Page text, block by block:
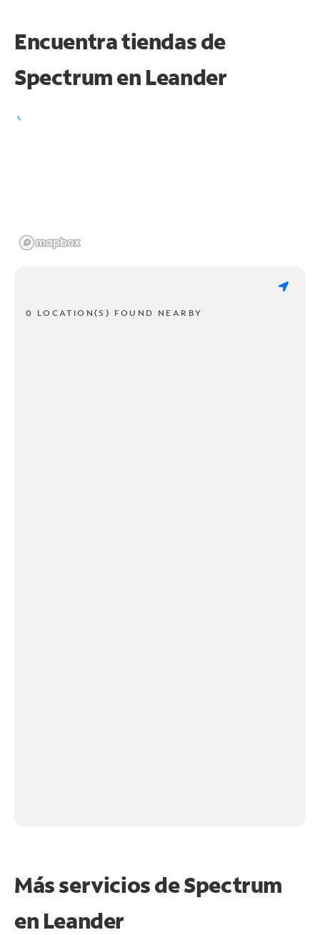
Encuentra tiendas de
Spectrum en Leander
0 LOCATION(S) FOUND NEARBY
Más servicios de Spectrum
en Leander